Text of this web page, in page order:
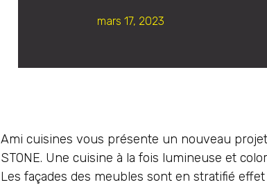
mars 17, 2023
Ami cuisines vous présente un nouveau
STONE. Une cuisine à la fois lumineuse et
Les façades des meubles sont en stratifié